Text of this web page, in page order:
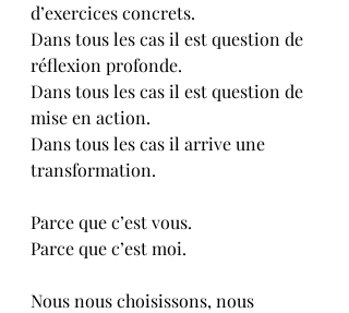
d’exercices concrets.
Dans tous les cas il est question de
réflexion profonde.
Dans tous les cas il est question de
mise en action.
Dans tous les cas il arrive une
transformation.
Parce que c’est vous.
Parce que c’est moi.
Nous nous choisissons, nous